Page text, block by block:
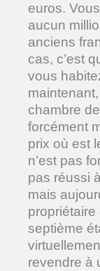
euros.
aucun
anciens
cas, c’est
vous
chambre
forcément
prix où est
n’est pas
pas réussi
mais
septième
revendre à